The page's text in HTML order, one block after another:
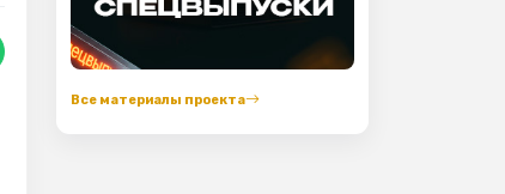
Все материалы проекта